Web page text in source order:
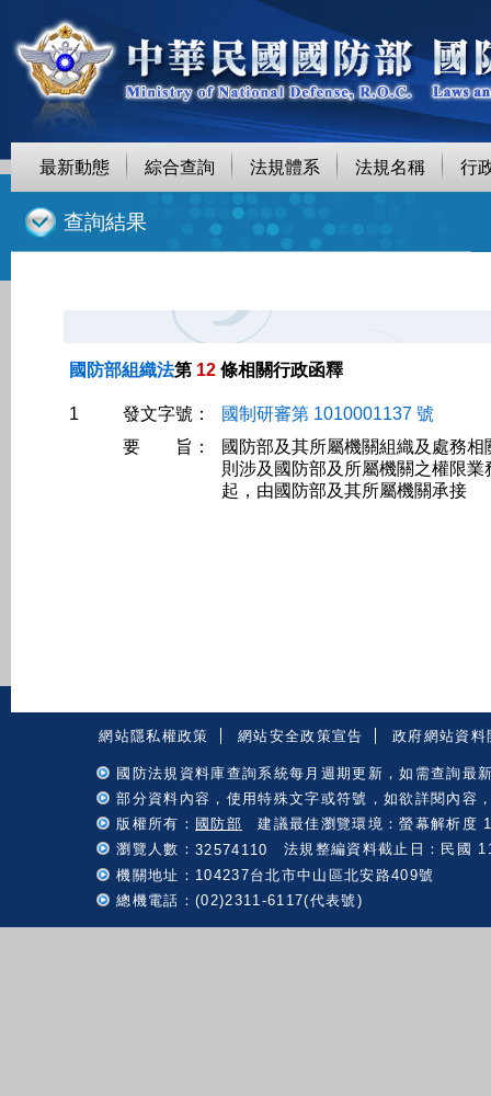
最新動態 綜合查詢 法規體系 法規名稱 行
查詢結果
國防部組織法第 12 條相關行政函釋
1 發文字號：
國制研審第 1010001137 號
要 旨：
國防部及其所屬機關組織及處務相
則涉及國防部及所屬機關之權限
起，由國防部及其所屬機關承接
網站隱私權政策 網站安全政策宣告 政府網站資料
國防法規資料庫查詢系統每月週期更新，如需查詢最
部分資料內容，使用特殊文字或符號，如欲詳閱內容
版權所有： 國防部 建議最佳瀏覽環境：螢幕解析度
瀏覽人數：32574110
法規整編資料截止日：民國
機關地址：104237台北市中山區北安路409號
總機電話：(02)2311-6117(代表號)